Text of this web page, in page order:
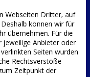
Webseiten Dritter, auf
können wir für
übernehmen. Für die
jeweilige Anbieter oder
Seiten wurden
Rechtsverstöße
Zeitpunkt der